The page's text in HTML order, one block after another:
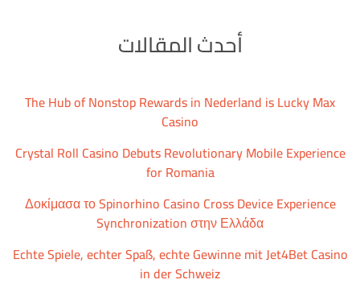
أحدث المقالات
The Hub of Nonstop Rewards in Nederland is Lucky Max
Casino
Crystal Roll Casino Debuts Revolutionary Mobile Experience
for Romania
Δοκίμασα το Spinorhino Casino Cross Device Experience
Synchronization στην Ελλάδα
Echte Spiele, echter Spaß, echte Gewinne mit Jet4Bet Casino
in der Schweiz